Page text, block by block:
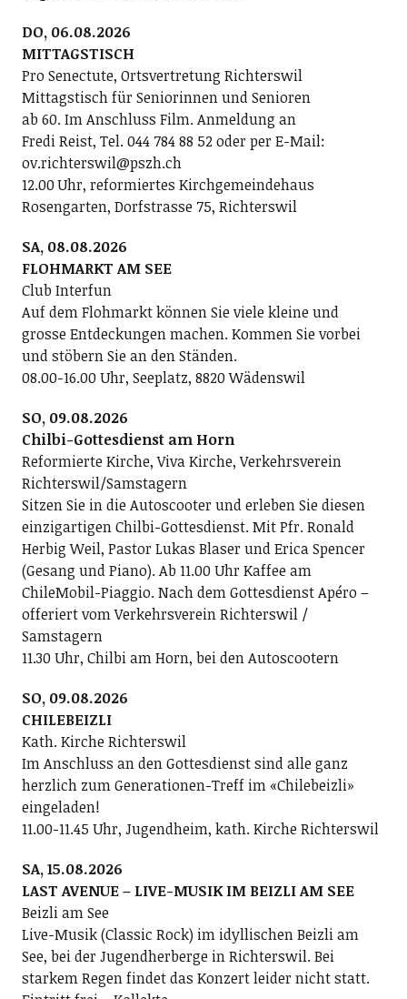
DO, 06.08.2026
MITTAGSTISCH
Pro Senectute, Ortsvertretung Richterswil
Mittagstisch für Seniorinnen und Senioren
ab 60. Im Anschluss Film. Anmeldung an
Fredi Reist, Tel. 044 784 88 52 oder per E-Mail:
ov.richterswil@pszh.ch
12.00 Uhr, reformiertes Kirchgemeindehaus
Rosengarten, Dorfstrasse 75, Richterswil
SA, 08.08.2026
FLOHMARKT AM SEE
Club Interfun
Auf dem Flohmarkt können Sie viele kleine und
grosse Entdeckungen machen. Kommen Sie vorbei
und stöbern Sie an den Ständen.
08.00-16.00 Uhr, Seeplatz, 8820 Wädenswil
SO, 09.08.2026
Chilbi-Gottesdienst am Horn
Reformierte Kirche, Viva Kirche, Verkehrsverein
Richterswil/Samstagern
Sitzen Sie in die Autoscooter und erleben Sie diesen
einzigartigen Chilbi-Gottesdienst. Mit Pfr. Ronald
Herbig Weil, Pastor Lukas Blaser und Erica Spencer
(Gesang und Piano). Ab 11.00 Uhr Kaffee am
ChileMobil-Piaggio. Nach dem Gottesdienst Apéro –
offeriert vom Verkehrsverein Richterswil /
Samstagern
11.30 Uhr, Chilbi am Horn, bei den Autoscootern
SO, 09.08.2026
CHILEBEIZLI
Kath. Kirche Richterswil
Im Anschluss an den Gottesdienst sind alle ganz
herzlich zum Generationen-Treff im «Chilebeizli»
eingeladen!
11.00-11.45 Uhr, Jugendheim, kath. Kirche Richterswil
SA, 15.08.2026
LAST AVENUE – LIVE-MUSIK IM BEIZLI AM SEE
Beizli am See
Live-Musik (Classic Rock) im idyllischen Beizli am
See, bei der Jugendherberge in Richterswil. Bei
starkem Regen findet das Konzert leider nicht statt.